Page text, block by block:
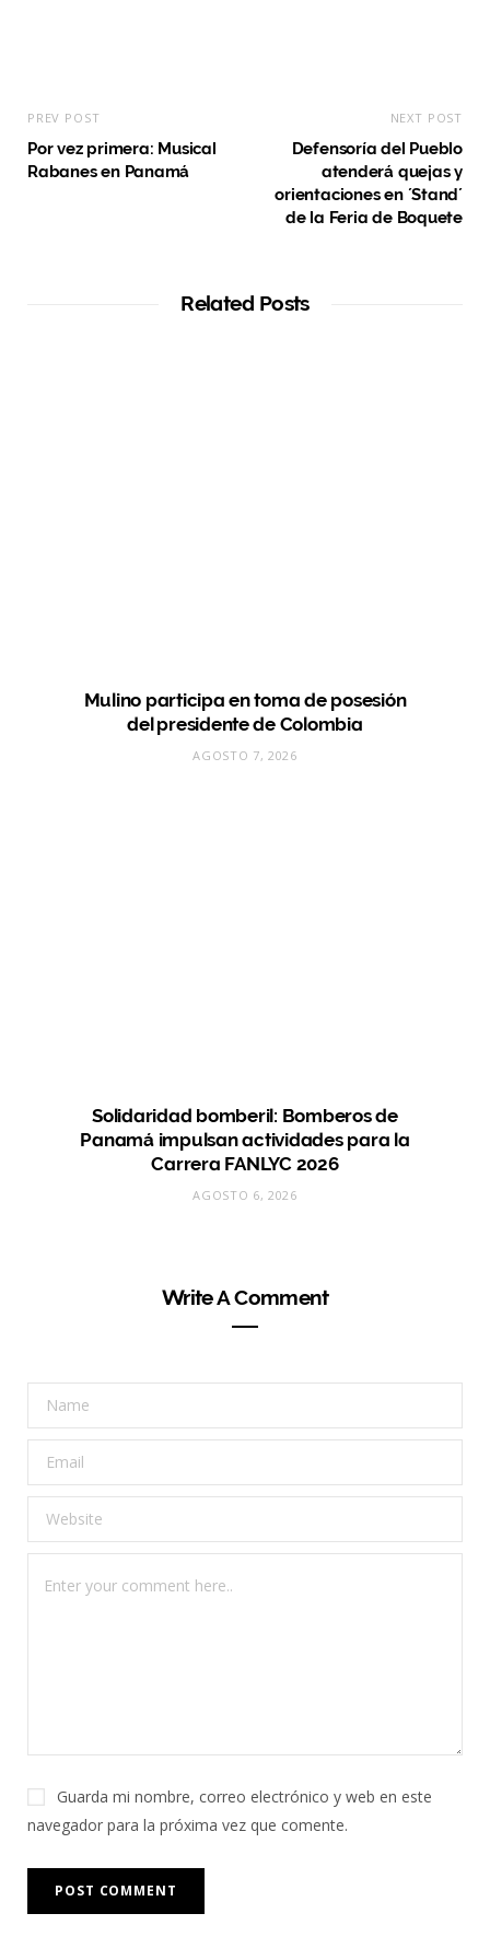
PREV POST
Por vez primera: Musical
Rabanes en Panamá
NEXT POST
Defensoría del Pueblo
atenderá quejas y
orientaciones en ´Stand´
de la Feria de Boquete
Related Posts
Mulino participa en toma de posesión
del presidente de Colombia
AGOSTO 7, 2026
Solidaridad bomberil: Bomberos de
Panamá impulsan actividades para la
Carrera FANLYC 2026
AGOSTO 6, 2026
Write A Comment
Guarda mi nombre, correo electrónico y web en este
navegador para la próxima vez que comente.